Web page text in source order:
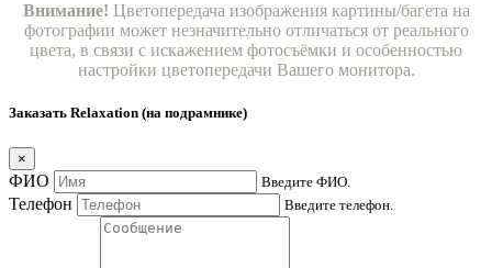
Внимание! Цветопередача изображения картины/багета на
фотографии может незначительно отличаться от реального
цвета, в связи с искажением фотосъёмки и особенностью
настройки цветопередачи Вашего монитора.
Заказать Relaxation (на подрамнике)
×
ФИО Введите ФИО.
Телефон Введите телефон.